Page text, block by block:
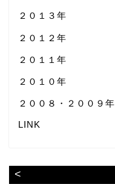
２０１３年
２０１２年
２０１１年
２０１０年
２００８・２００９年
LINK
<